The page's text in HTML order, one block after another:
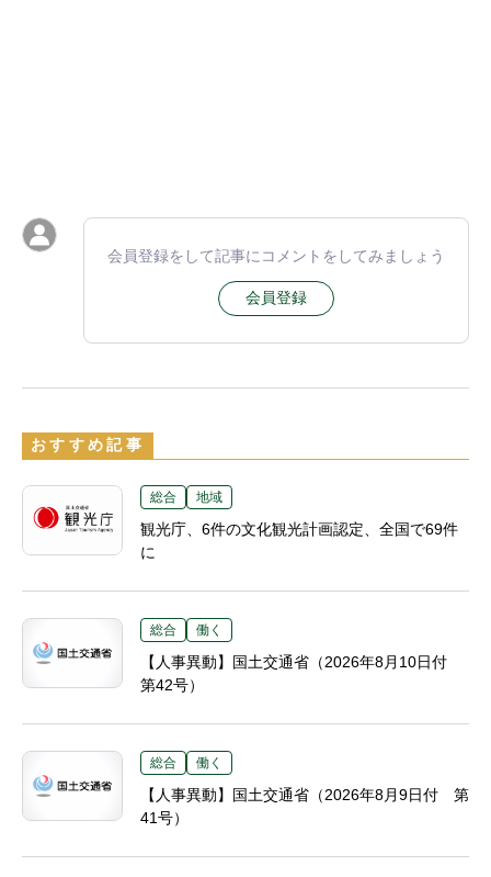
会員登録をして記事にコメントをしてみましょう
会員登録
おすすめ記事
総合 地域
観光庁、6件の文化観光計画認定、全国で69件
に
総合 働く
【人事異動】国土交通省（2026年8月10日付
第42号）
総合 働く
【人事異動】国土交通省（2026年8月9日付 第
41号）